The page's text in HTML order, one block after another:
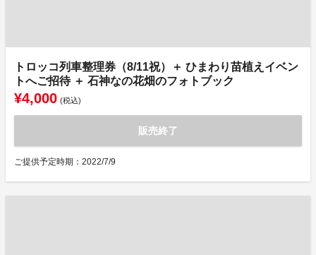
トロッコ列車整理券（8/11祝）＋ ひまわり苗植えイベン
トへご招待 ＋ 石神なの花畑のフォトブック
¥4,000 (税込)
販売終了
ご提供予定時期：2022/7/9